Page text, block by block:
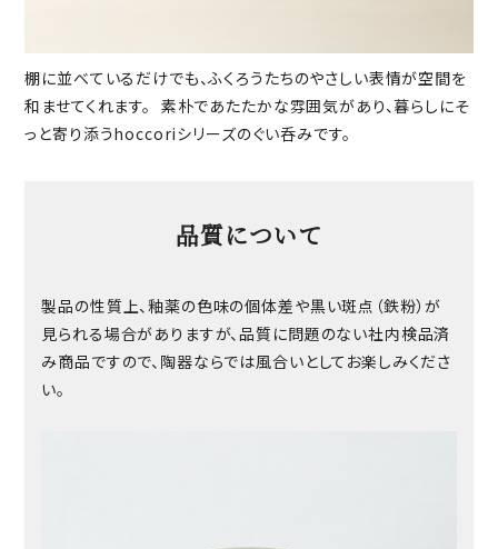
棚に並べているだけでも、ふくろうたちのやさしい表情が空間を
和ませてくれます。 素朴であたたかな雰囲気があり、暮らしにそ
っと寄り添うhoccoriシリーズのぐい呑みです。
品質について
製品の性質上、釉薬の色味の個体差や黒い斑点（鉄粉）が
見られる場合がありますが、品質に問題のない社内検品済
み商品ですので、陶器ならでは風合いとしてお楽しみくださ
い。